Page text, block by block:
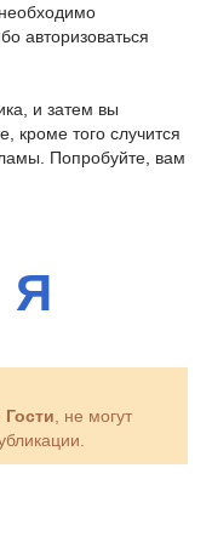
авторизоваться
и затем вы
кроме того случится
Попробуйте, вам
Гости , не могут